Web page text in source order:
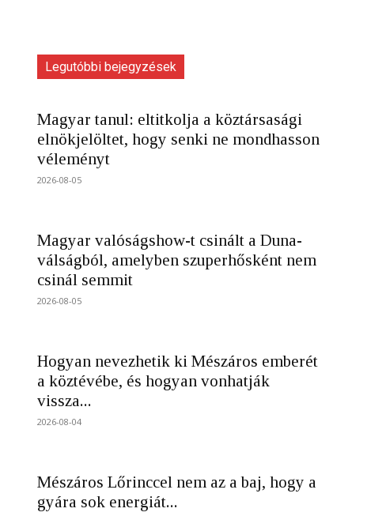
Legutóbbi bejegyzések
Magyar tanul: eltitkolja a köztársasági
elnökjelöltet, hogy senki ne mondhasson
véleményt
2026-08-05
Magyar valóságshow-t csinált a Duna-
válságból, amelyben szuperhősként nem
csinál semmit
2026-08-05
Hogyan nevezhetik ki Mészáros emberét
a köztévébe, és hogyan vonhatják
vissza...
2026-08-04
Mészáros Lőrinccel nem az a baj, hogy a
gyára sok energiát...